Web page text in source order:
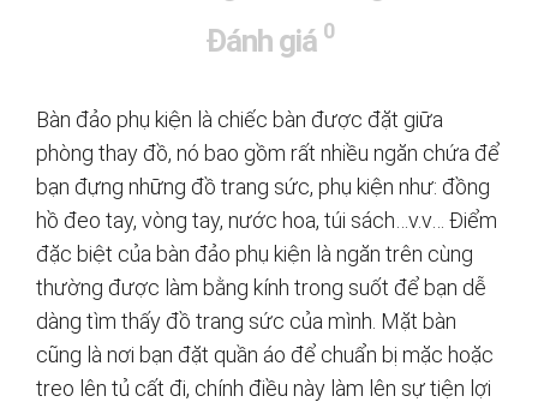
Đánh giá 0
Bàn đảo phụ kiện là chiếc bàn được đặt giữa
phòng thay đồ, nó bao gồm rất nhiều ngăn chứa để
bạn đựng những đồ trang sức, phụ kiện như: đồng
hồ đeo tay, vòng tay, nước hoa, túi sách…v.v… Điểm
đặc biệt của bàn đảo phụ kiện là ngăn trên cùng
thường được làm bằng kính trong suốt để bạn dễ
dàng tìm thấy đồ trang sức của mình. Mặt bàn
cũng là nơi bạn đặt quần áo để chuẩn bị mặc hoặc
treo lên tủ cất đi, chính điều này làm lên sự tiện lợi